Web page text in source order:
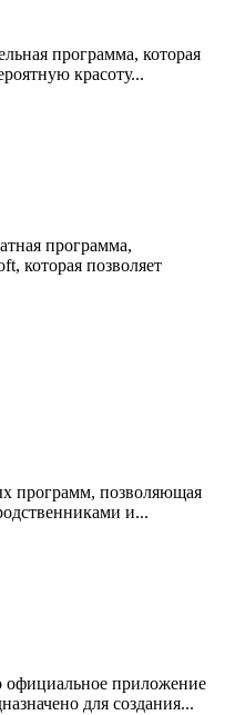
программа, которая
красоту...
программа,
которая позволяет
программ, позволяющая
и...
официальное приложение
для создания...